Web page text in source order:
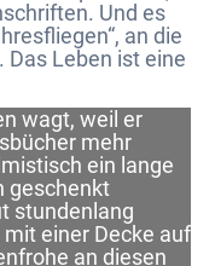
Und es
an die
Das Leben ist eine
wagt, weil er
mehr
ein lange
geschenkt
stundenlang
mit einer Decke auf
an diesen